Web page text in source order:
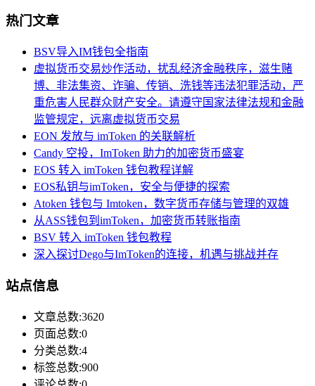
热门文章
BSV导入IM钱包全指南
虚拟货币交易炒作活动，扰乱经济金融秩序，滋生赌
博、非法集资、诈骗、传销、洗钱等违法犯罪活动，严
重危害人民群众财产安全。请遵守国家法律法规和金融
监管规定，远离虚拟货币交易
EON 发放与 imToken 的关联解析
Candy 空投，ImToken 助力的加密货币盛宴
EOS 转入 imToken 钱包教程详解
EOS私钥与imToken，安全与便捷的探索
Atoken 钱包与 Imtoken，数字货币存储与管理的双雄
从ASS钱包到imToken，加密货币转账指南
BSV 转入 imToken 钱包教程
深入探讨Dego与ImToken的连接，机遇与挑战并存
站点信息
文章总数:3620
页面总数:0
分类总数:4
标签总数:900